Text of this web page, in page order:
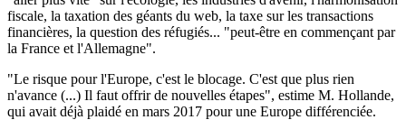
fiscale, la taxation des géants du web, la taxe sur les transactions
financières, la question des réfugiés... "peut-être en commençant par
la France et l'Allemagne".
"Le risque pour l'Europe, c'est le blocage. C'est que plus rien
n'avance (...) Il faut offrir de nouvelles étapes", estime M. Hollande,
qui avait déjà plaidé en mars 2017 pour une Europe différenciée.